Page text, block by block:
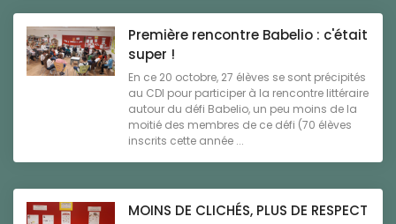
Première rencontre Babelio : c'était
super !
En ce 20 octobre, 27 élèves se sont précipités
au CDI pour participer à la rencontre littéraire
autour du défi Babelio, un peu moins de la
moitié des membres de ce défi (70 élèves
inscrits cette année ...
MOINS DE CLICHÉS, PLUS DE RESPECT